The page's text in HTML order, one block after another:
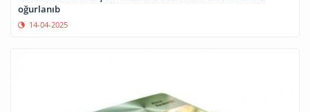
oğurlanıb
14-04-2025